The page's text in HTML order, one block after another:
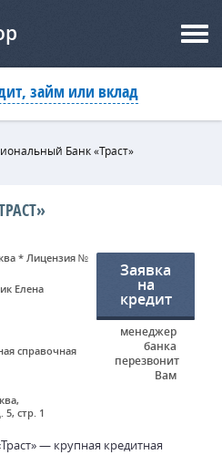
займ или вклад
Банк «Траст»
* Лицензия №
Елена
справочная
5, стр. 1
Заявка
на
кредит
менеджер
банка
перезвонит
Вам
— крупная кредитная